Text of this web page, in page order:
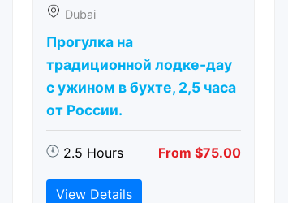
Dubai
Прогулка на
традиционной лодке-дау
с ужином в бухте, 2,5 часа
от России.
2.5 Hours From $75.00
View Details